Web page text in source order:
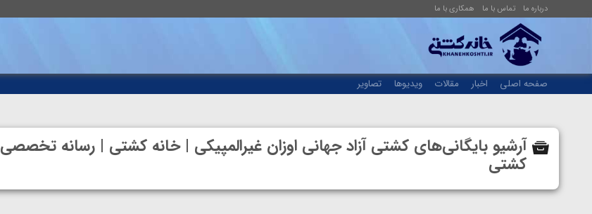
درباره ما تماس با ما همکاری با ما
صفحه اصلی اخبار مقالات ویدیوها تصاویر
آرشیو بایگانی‌های کشتی آزاد جهانی اوزان غیرالمپیکی | خانه کشتی | رسانه تخصصی
کشتی